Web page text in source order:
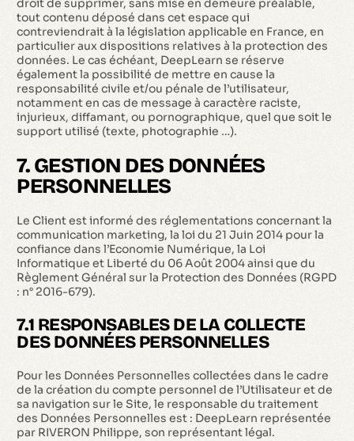
droit de supprimer, sans mise en demeure préalable,
tout contenu déposé dans cet espace qui
contreviendrait à la législation applicable en France, en
particulier aux dispositions relatives à la protection des
données. Le cas échéant, DeepLearn se réserve
également la possibilité de mettre en cause la
responsabilité civile et/ou pénale de l’utilisateur,
notamment en cas de message à caractère raciste,
injurieux, diffamant, ou pornographique, quel que soit le
support utilisé (texte, photographie …).
7. GESTION DES DONNÉES
PERSONNELLES
Le Client est informé des réglementations concernant la
communication marketing, la loi du 21 Juin 2014 pour la
confiance dans l’Economie Numérique, la Loi
Informatique et Liberté du 06 Août 2004 ainsi que du
Règlement Général sur la Protection des Données (RGPD
: n° 2016-679).
7.1 RESPONSABLES DE LA COLLECTE
DES DONNÉES PERSONNELLES
Pour les Données Personnelles collectées dans le cadre
de la création du compte personnel de l’Utilisateur et de
sa navigation sur le Site, le responsable du traitement
des Données Personnelles est : DeepLearn représentée
par RIVERON Philippe, son représentant légal.